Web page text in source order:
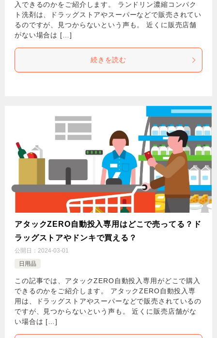
入できるのかをご紹介します。 ランドリン濃縮コンパク
ト洗剤は、ドラッグストアやスーパーなどで販売されてい
るのですが、見つからないという声も。 近くに販売店舗
がない場合は […]
続きを読む
アタックZERO自動投入専用はどこで売ってる？ド
ラッグストアやドンキで買える？
公開日： 2024-03-01
日用品
この記事では、アタックZERO自動投入専用がどこで購入
できるのかをご紹介します。 アタックZERO自動投入専
用は、ドラッグストアやスーパーなどで販売されているの
ですが、見つからないという声も。 近くに販売店舗がな
い場合は […]